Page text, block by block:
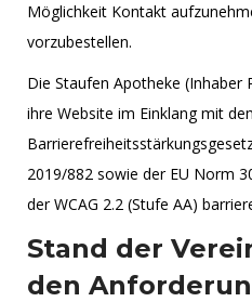
Möglichkeit Kontakt
vorzubestellen.
Die Staufen Apotheke (Inhaber
ihre Website im Einklang mit
2019/882 sowie der EU Norm
der WCAG 2.2 (Stufe AA)
Stand der
den